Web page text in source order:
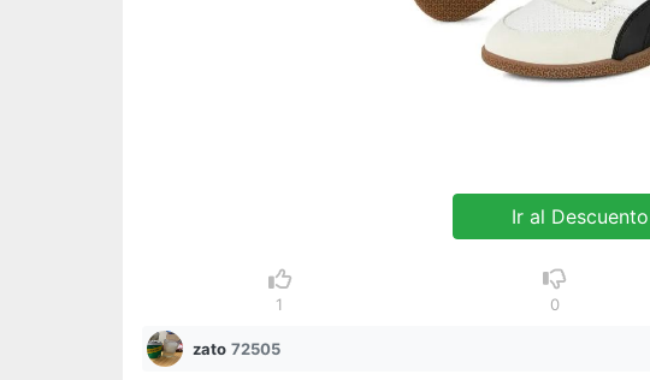
Ir al Descuento
1 0
zato 72505